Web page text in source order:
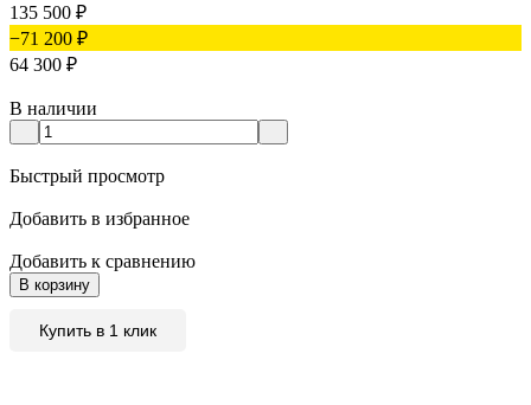
135 500 ₽
−71 200 ₽
64 300 ₽
В наличии
Быстрый просмотр
Добавить в избранное
Добавить к сравнению
В корзину
Купить в 1 клик